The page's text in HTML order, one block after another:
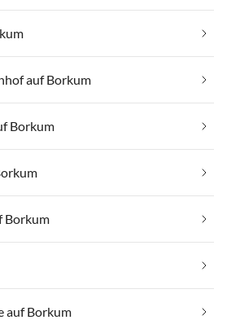
auf Borkum
Borkum
Borkum
auf Borkum